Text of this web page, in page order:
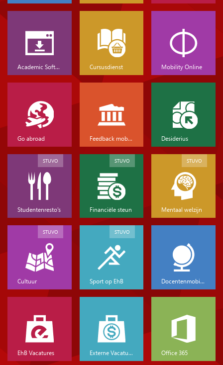
Academic Software Cursusdienst Mobility Online
Go abroad Feedback mobiliteit Desiderius
Studentenresto's
STUVO
Financiële steun
STUVO
Mentaal welzijn
STUVO
Cultuur
STUVO
Sport op EhB
STUVO
Docentenmobiliteit
EhB Vacatures Externe Vacatures Office 365